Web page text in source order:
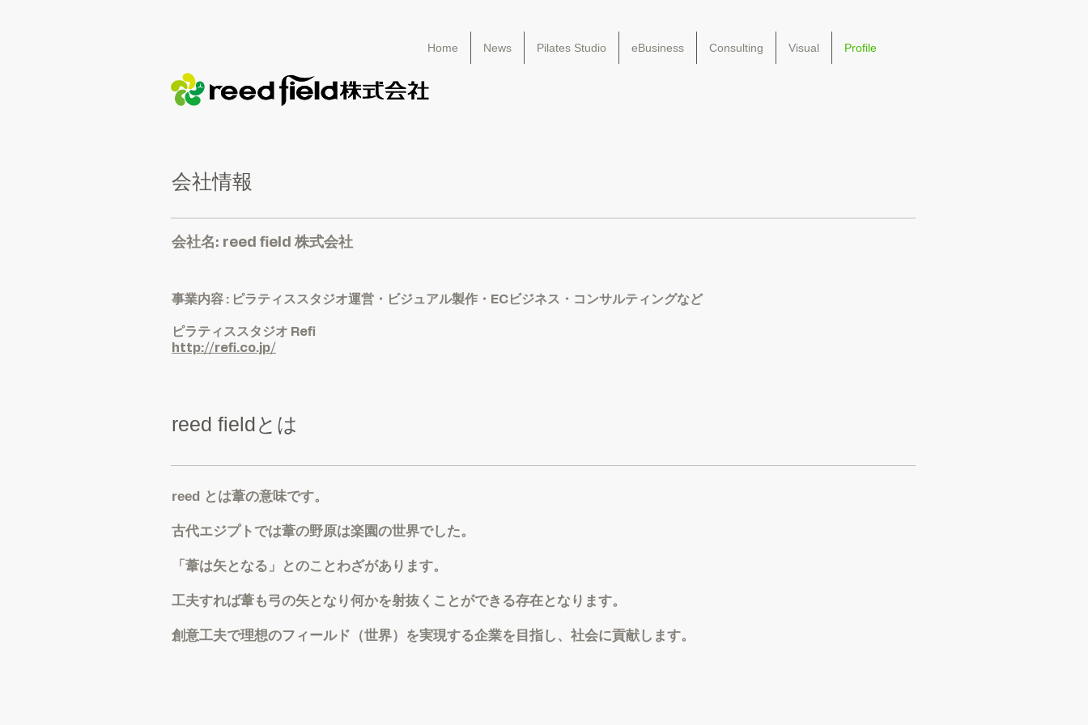
Home News Pilates Studio eBusiness Consulting Visual Profile
会社情報
​会社名: reed field 株式会社
事業内容 : ピラティススタジオ運営・ビジュアル製作・ECビジネス・コンサルティングなど
ピラティススタジオ Refi
http://refi.co.jp/
reed fieldとは
reed とは葦の意味です。
古代エジプトでは葦の野原は楽園の世界でした。
「葦は矢となる」とのことわざがあります。
工夫すれば葦も弓の矢となり何かを射抜くことができる存在となります。
創意工夫で理想のフィールド（世界）を実現する企業を目指し、社会に貢献します。